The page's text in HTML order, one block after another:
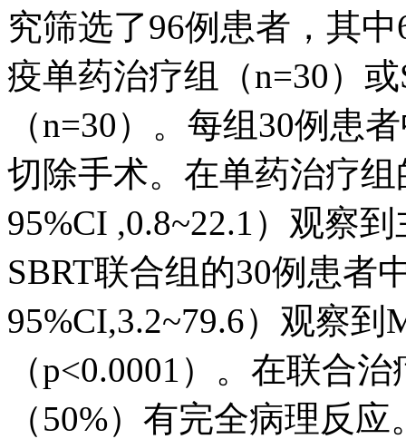
究筛选了96例患者，其
疫单药治疗组（n=30）
（n=30）。每组30例患
切除手术。在单药治疗
95%CI ,0.8~22.1）观察
SBRT联合组的30例患者
95%CI,3.2~79.6）观察
（p<0.0001）。在联合
（50%）有完全病理反